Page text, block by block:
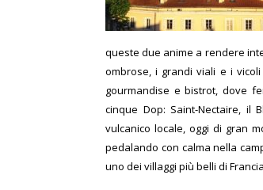
queste due anime a rendere
ombrose, i grandi viali e i
gourmandise e bistrot, dove
cinque Dop: Saint-Nectaire, il
vulcanico locale, oggi di gran
pedalando con calma nella
uno dei villaggi più belli di